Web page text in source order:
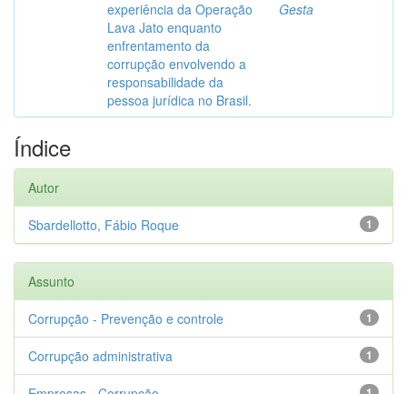
experiência da Operação
Lava Jato enquanto
enfrentamento da
corrupção envolvendo a
responsabilidade da
pessoa jurídica no Brasil.
Gesta
Índice
Autor
1
Sbardellotto, Fábio Roque
Assunto
1
Corrupção - Prevenção e controle
1
Corrupção administrativa